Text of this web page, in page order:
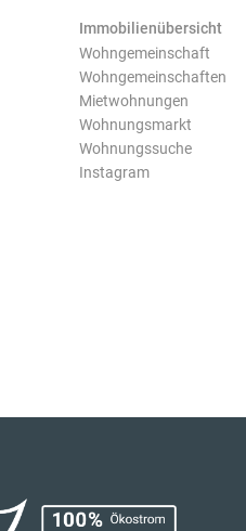
Immobilienübersicht
Wohngemeinschaft
Wohngemeinschaften
Mietwohnungen
Wohnungsmarkt
Wohnungssuche
Instagram